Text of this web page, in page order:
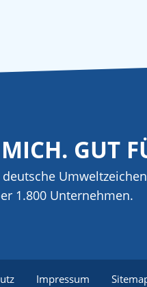
GUT
deutsche
1.800 Unternehmen.
Impressum